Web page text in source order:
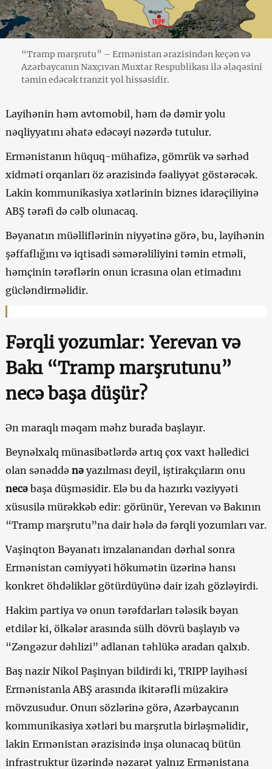
“Tramp marşrutu” – Ermənistan ərazisindən keçən və
Azərbaycanın Naxçıvan Muxtar Respublikası ilə əlaqəsini
təmin edəcək tranzit yol hissəsidir.
Layihənin həm avtomobil, həm də dəmir yolu
nəqliyyatını əhatə edəcəyi nəzərdə tutulur.
Ermənistanın hüquq-mühafizə, gömrük və sərhəd
xidməti orqanları öz ərazisində fəaliyyət göstərəcək.
Lakin kommunikasiya xətlərinin biznes idarəçiliyinə
ABŞ tərəfi də cəlb olunacaq.
Bəyanatın müəlliflərinin niyyətinə görə, bu, layihənin
şəffaflığını və iqtisadi səmərəliliyini təmin etməli,
həmçinin tərəflərin onun icrasına olan etimadını
gücləndirməlidir.
Fərqli yozumlar: Yerevan və
Bakı “Tramp marşrutunu”
necə başa düşür?
Ən maraqlı məqam məhz burada başlayır.
Beynəlxalq münasibətlərdə artıq çox vaxt həlledici
olan sənəddə nəyazılması deyil, iştirakçıların onu
necəbaşa düşməsidir. Elə bu da hazırkı vəziyyəti
xüsusilə mürəkkəb edir: görünür, Yerevan və Bakının
“Tramp marşrutu”na dair hələ də fərqli yozumları var.
Vaşinqton Bəyanatı imzalanandan dərhal sonra
Ermənistan cəmiyyəti hökumətin üzərinə hansı
konkret öhdəliklər götürdüyünə dair izah gözləyirdi.
Hakim partiya və onun tərəfdarları tələsik bəyan
etdilər ki, ölkələr arasında sülh dövrü başlayıb və
“Zəngəzur dəhlizi” adlanan təhlükə aradan qalxıb.
Baş nazir Nikol Paşinyan bildirdi ki, TRIPP layihəsi
Ermənistanla ABŞ arasında ikitərəfli müzakirə
mövzusudur. Onun sözlərinə görə, Azərbaycanın
kommunikasiya xətləri bu marşrutla birləşməlidir,
lakin Ermənistan ərazisində inşa olunacaq bütün
infrastruktur üzərində nəzarət yalnız Ermənistana